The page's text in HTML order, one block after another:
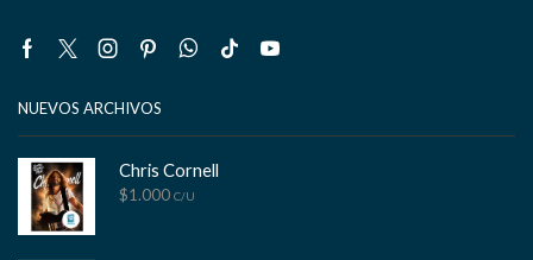
Facebook
TwitterInstagram
PinterestWhatsapp
Tik- Youtube
NUEVOS ARCHIVOS
Chris Cornell
$1.000 C/U